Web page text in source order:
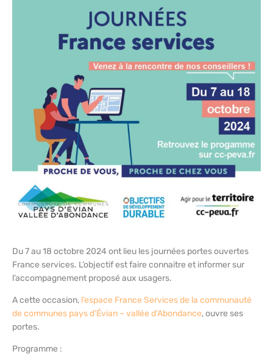
Du 7 au 18 octobre 2024 ont lieu les journées portes ouvertes
France services. L’objectif est faire connaitre et informer sur
l’accompagnement proposé aux usagers.
A cette occasion, l’espace France Services de la communauté
de communes pays d’Évian – vallée d’Abondance, ouvre ses
portes.
Programme :